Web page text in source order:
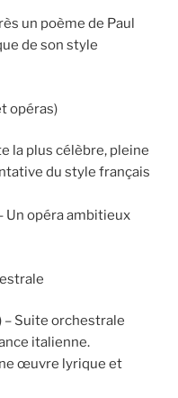
un poème de Paul
de son style
opéras)
la plus célèbre, pleine
du style français
Un opéra ambitieux
– Suite orchestrale
italienne.
œuvre lyrique et